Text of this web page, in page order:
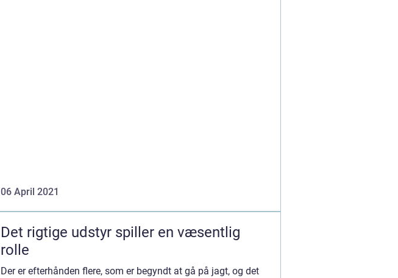
06 April 2021
Det rigtige udstyr spiller en væsentlig
rolle
Der er efterhånden flere, som er begyndt at gå på jagt, og det